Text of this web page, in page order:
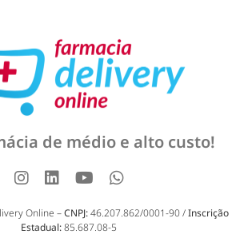
de médio e alto custo!
Online –CNPJ:46.207.862/0001-90 /Inscrição
Estadual:85.687.08-5